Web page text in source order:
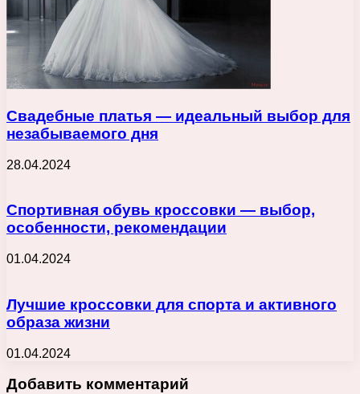
Свадебные платья — идеальный выбор для
незабываемого дня
28.04.2024
Спортивная обувь кроссовки — выбор,
особенности, рекомендации
01.04.2024
Лучшие кроссовки для спорта и активного
образа жизни
01.04.2024
Добавить комментарий